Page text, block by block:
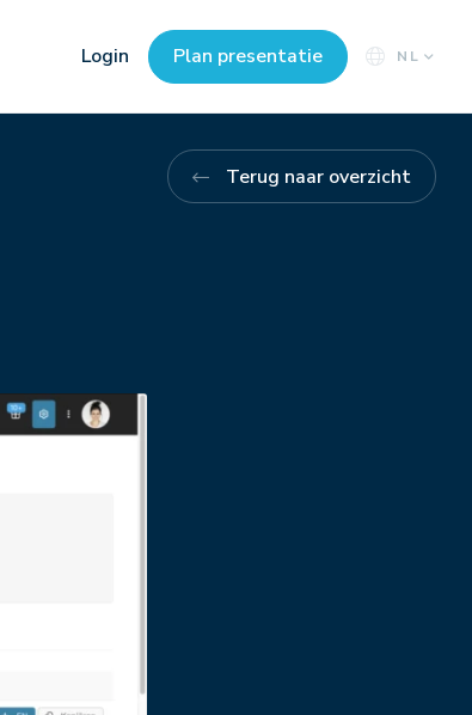
Login Plan presentatie NL
Terug naar overzicht